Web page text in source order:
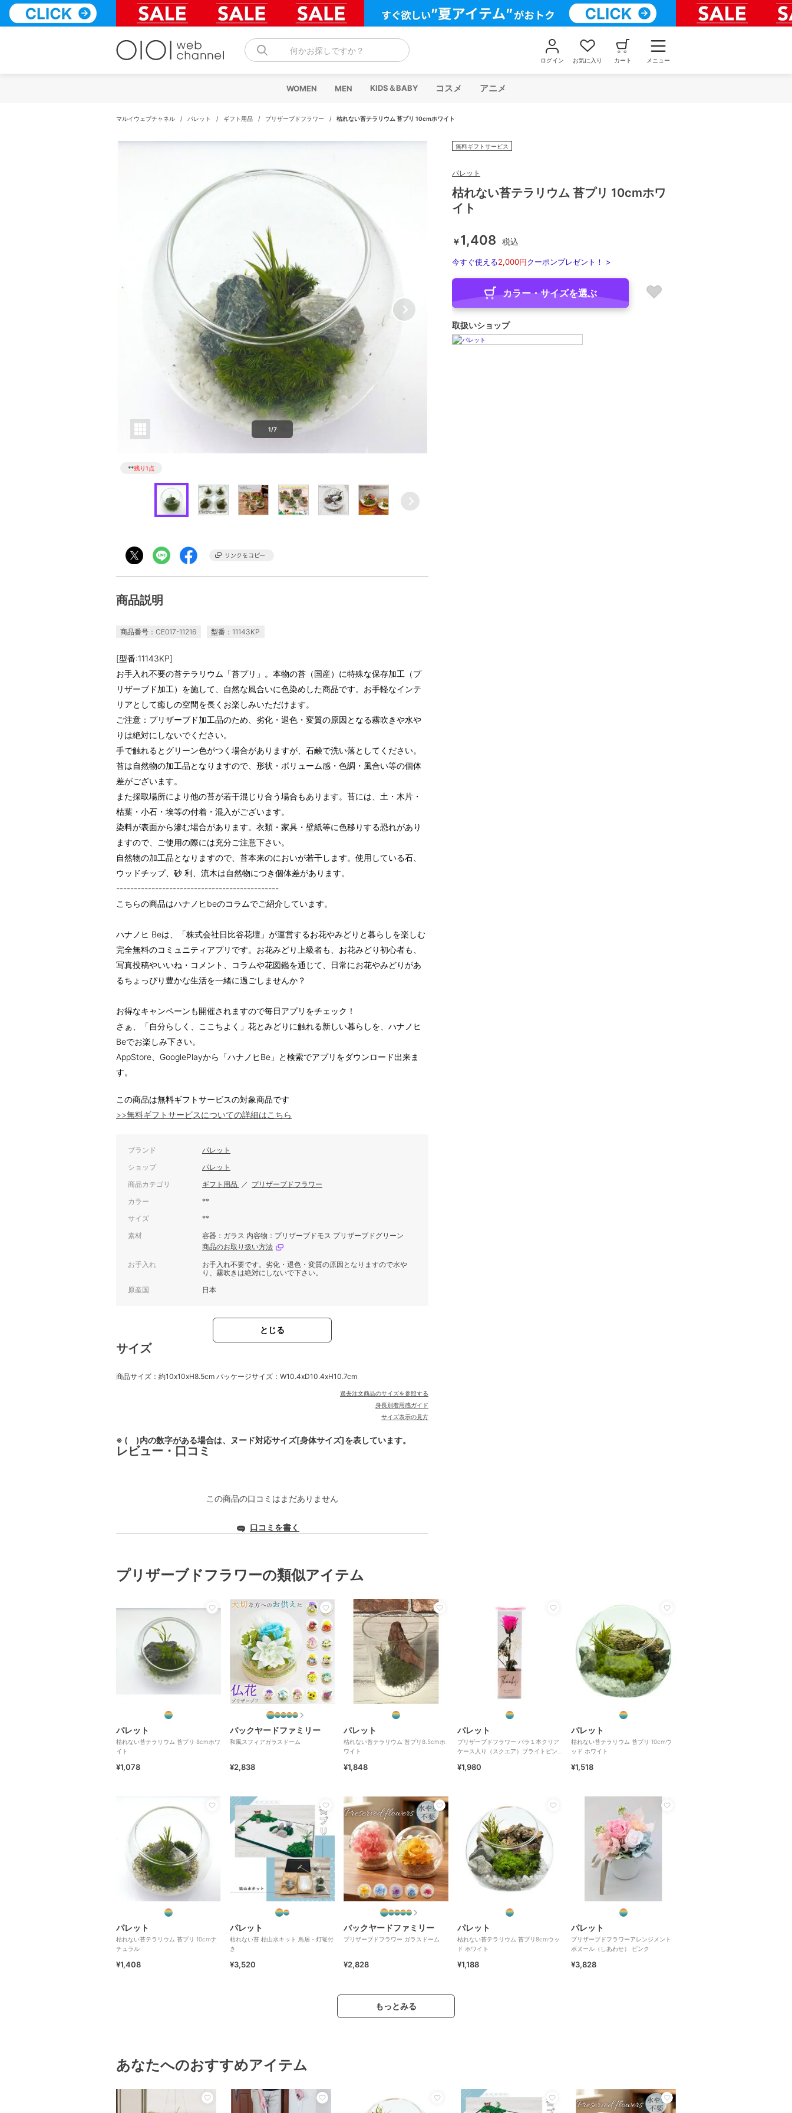
テ
何かお探しですか？
ログイン お気に入り カート メニュー
WOMEN MEN KIDS＆BABY コスメ アニメ
マルイウェブチャネル / パレット / ギフト用品 / プリザーブドフラワー / 枯れない苔テラリウム 苔プリ 10cmホワイト
1/7
**残り1点
商品説明
商品番号：CE017-11216 型番：11143KP
[型番:11143KP]
お手入れ不要の苔テラリウム「苔プリ」。本物の苔（国産）に特殊な保存加工（プ
リザーブド加工）を施して、自然な風合いに色染めした商品です。お手軽なインテ
リアとして癒しの空間を長くお楽しみいただけます。
ご注意：プリザーブド加工品のため、劣化・退色・変質の原因となる霧吹きや水や
りは絶対にしないでください。
手で触れるとグリーン色がつく場合がありますが、石鹸で洗い落としてください。
苔は自然物の加工品となりますので、形状・ボリューム感・色調・風合い等の個体
差がございます。
また採取場所により他の苔が若干混じり合う場合もあります。苔には、土・木片・
枯葉・小石・埃等の付着・混入がございます。
染料が表面から滲む場合があります。衣類・家具・壁紙等に色移りする恐れがあり
ますので、ご使用の際には充分ご注意下さい。
自然物の加工品となりますので、苔本来のにおいが若干します。使用している石、
ウッドチップ、砂 利、流木は自然物につき個体差があります。
----------------------------------------------
こちらの商品はハナノヒbeのコラムでご紹介しています。
ハナノヒ Beは、「株式会社日比谷花壇」が運営するお花やみどりと暮らしを楽しむ
完全無料のコミュニティアプリです。お花みどり上級者も、お花みどり初心者も、
写真投稿やいいね・コメント、コラムや花図鑑を通じて、日常にお花やみどりがあ
るちょっぴり豊かな生活を一緒に過ごしませんか？
お得なキャンペーンも開催されますので毎日アプリをチェック！
さぁ、「自分らしく、ここちよく」花とみどりに触れる新しい暮らしを、ハナノヒ
Beでお楽しみ下さい。
AppStore、GooglePlayから「ハナノヒBe」と検索でアプリをダウンロード出来ま
す。
この商品は無料ギフトサービスの対象商品です
>>無料ギフトサービスについての詳細はこちら
ブランド パレット
ショップ パレット
商品カテゴリ ギフト用品 ／ プリザーブドフラワー
カラー **
サイズ **
素材
容器：ガラス 内容物：プリザーブドモス プリザーブドグリーン
商品のお取り扱い方法
お手入れ
お手入れ不要です。劣化・退色・変質の原因となりますので水や
り、霧吹きは絶対にしないで下さい。
原産国 日本
とじる
サイズ
商品サイズ：約10x10xH8.5cm パッケージサイズ：W10.4xD10.4xH10.7cm
過去注文商品のサイズを参照する
身長別着用感ガイド
サイズ表示の見方
※ ( )内の数字がある場合は、ヌード対応サイズ[身体サイズ]を表しています。
レビュー・口コミ
この商品の口コミはまだありません
口コミを書く
無料ギフトサービス
パレット
枯れない苔テラリウム 苔プリ 10cmホワ
イト
￥1,408 税込
今すぐ使える2,000円クーポンプレゼント！ >
カラー・サイズを選ぶ
取扱いショップ
プリザーブドフラワーの類似アイテム
パレット
枯れない苔テラリウム 苔プリ 8cmホワ
イト
¥1,078
バックヤードファミリー
和風スフィアガラスドーム
¥2,838
パレット
枯れない苔テラリウム 苔プリ8.5cmホ
ワイト
¥1,848
パレット
プリザーブドフラワー バラ１本クリア
ケース入り（スクエア）ブライトピン
¥1,980
パレット
枯れない苔テラリウム 苔プリ 10cmウ
ッド ホワイト
¥1,518
パレット
枯れない苔テラリウム 苔プリ 10cmナ
チュラル
¥1,408
パレット
枯れない苔 枯山水キット 鳥居・灯篭付
き
¥3,520
バックヤードファミリー
プリザーブドフラワー ガラスドーム
¥2,828
パレット
枯れない苔テラリウム 苔プリ8cmウッ
ド ホワイト
¥1,188
パレット
プリザーブドフラワーアレンジメント
ボヌール（しあわせ） ピンク
¥3,828
もっとみる
あなたへのおすすめアイテム